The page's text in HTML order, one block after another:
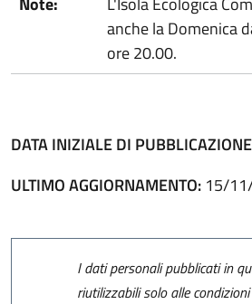
anche la Domenica
ore 20.00.
DATA INIZIALE DI
ULTIMO AGGIORNAMENTO: 15/
I dati personali pubblicati in
riutilizzabili solo alle